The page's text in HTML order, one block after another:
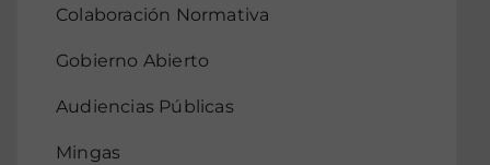
Colaboración Normativa
Gobierno Abierto
Audiencias Públicas
Mingas